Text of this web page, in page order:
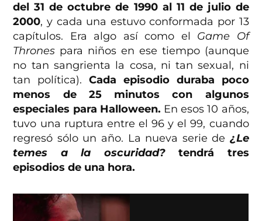
del 31 de octubre de 1990 al 11 de julio de
2000, y cada una estuvo conformada por 13
capítulos. Era algo así como el Game Of
Thrones para niños en ese tiempo (aunque
no tan sangrienta la cosa, ni tan sexual, ni
tan política).Cada episodio duraba poco
menos de 25 minutos con algunos
especiales para Halloween. En esos 10 años,
tuvo una ruptura entre el 96 y el 99, cuando
regresó sólo un año. La nueva serie de ¿Le
temes a la oscuridad?tendrá tres
episodios de una hora.